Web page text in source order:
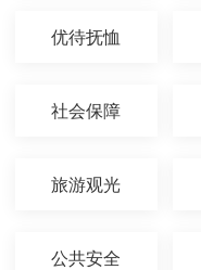
优待抚恤
社会保障
旅游观光
公共安全